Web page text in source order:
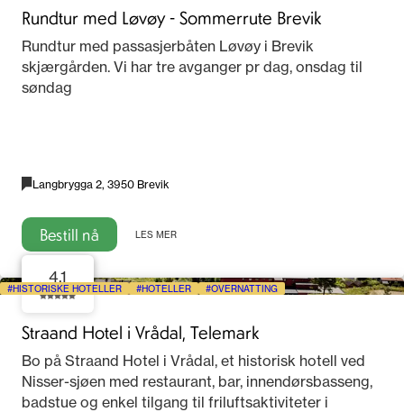
Rundtur med Løvøy - Sommerrute Brevik
Rundtur med passasjerbåten Løvøy i Brevik
skjærgården. Vi har tre avganger pr dag, onsdag til
søndag
Langbrygga 2, 3950 Brevik
Bestill nå LES MER
HISTORISKE HOTELLER HOTELLER OVERNATTING
4.1
Straand Hotel i Vrådal, Telemark
Bo på Straand Hotel i Vrådal, et historisk hotell ved
Nisser-sjøen med restaurant, bar, innendørsbasseng,
badstue og enkel tilgang til friluftsaktiviteter i